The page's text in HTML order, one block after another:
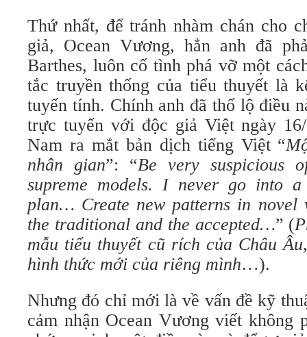
Thứ nhất, để tránh nhàm chán cho
giả, Ocean Vương, hẳn anh đã
Barthes, luôn cố tình phá vỡ một
tắc truyền thống của tiểu thuyết là
tuyến tính. Chính anh đã thố lộ điều
trực tuyến với độc giả Việt ngày
Nam ra mắt bản dịch tiếng Việt “
nhân gian”: “Be very suspicious
supreme models. I never go into
plan… Create new patterns in novel
the traditional and the accepted…” (
mẫu tiểu thuyết cũ rích của Châu
hình thức mới của riêng mình…).
Nhưng đó chỉ mới là về vấn đề kỹ
cảm nhận Ocean Vương viết không